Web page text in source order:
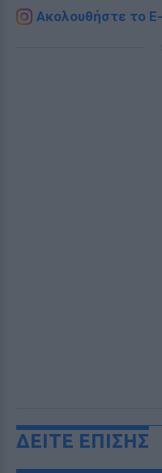
Ακολουθήστε το
ΔΕΙΤΕ ΕΠΙΣΗΣ